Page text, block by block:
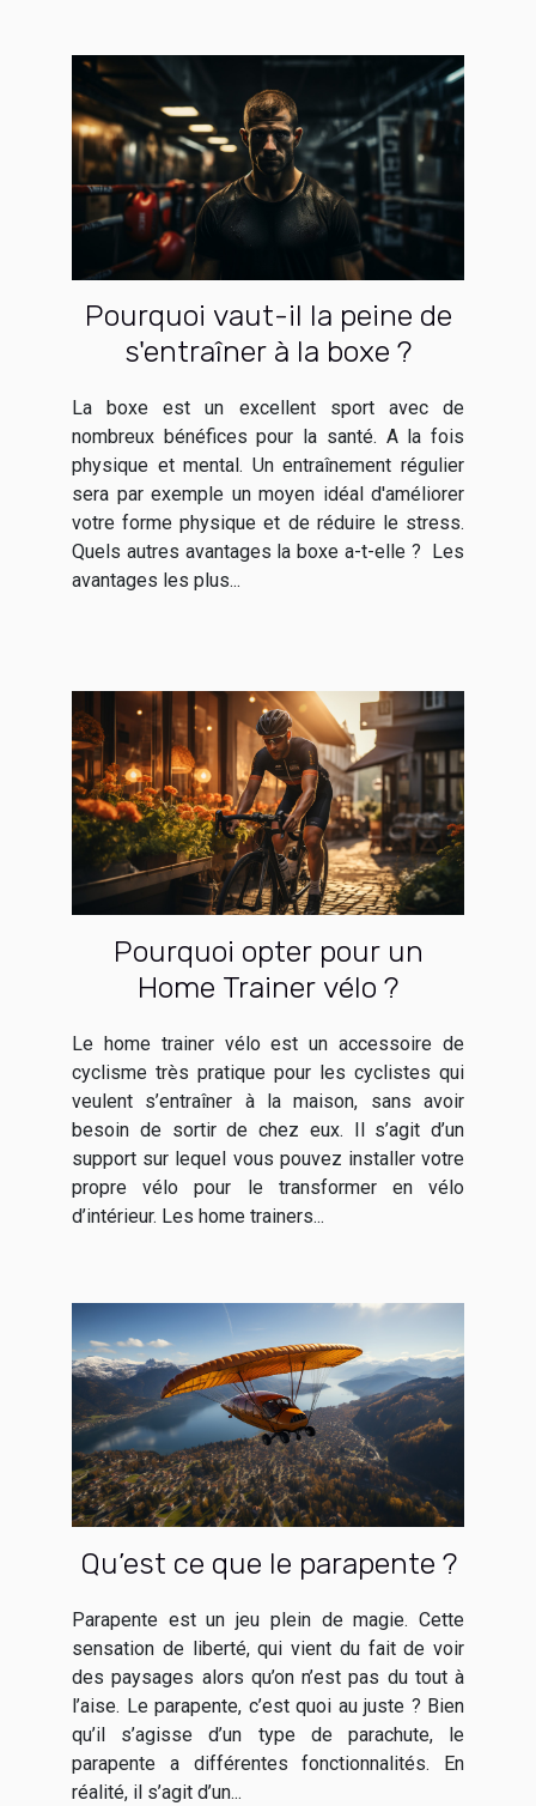
Pourquoi vaut-il la peine de
s'entraîner à la boxe ?
La boxe est un excellent sport avec de
nombreux bénéfices pour la santé. A la fois
physique et mental. Un entraînement régulier
sera par exemple un moyen idéal d'améliorer
votre forme physique et de réduire le stress.
Quels autres avantages la boxe a-t-elle ? Les
avantages les plus...
Pourquoi opter pour un
Home Trainer vélo ?
Le home trainer vélo est un accessoire de
cyclisme très pratique pour les cyclistes qui
veulent s’entraîner à la maison, sans avoir
besoin de sortir de chez eux. Il s’agit d’un
support sur lequel vous pouvez installer votre
propre vélo pour le transformer en vélo
d’intérieur. Les home trainers...
Qu’est ce que le parapente ?
Parapente est un jeu plein de magie. Cette
sensation de liberté, qui vient du fait de voir
des paysages alors qu’on n’est pas du tout à
l’aise. Le parapente, c’est quoi au juste ? Bien
qu’il s’agisse d’un type de parachute, le
parapente a différentes fonctionnalités. En
réalité, il s’agit d’un...